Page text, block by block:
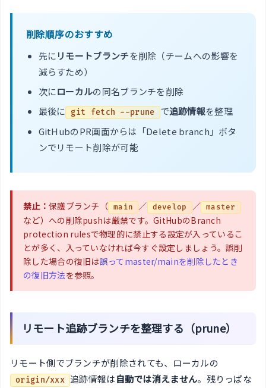
削除順序のおすすめ
先にリモートブランチを削除（チームへの影響を
減らすため）
次にローカルの同名ブランチを削除
最後に git fetch --prune で追跡情報を整理
GitHubのPR画面からは「Delete branch」ボタ
ンでリモート削除が可能
禁止： 保護ブランチ（ main ／ develop ／ master
など）への削除pushは厳禁です。GitHubのBranch
protection rulesで物理的に禁止する設定が入っているこ
とが多く、入っていなければ今すぐ設定しましょう。誤削
除した場合の復旧は誤ってmaster/mainを削除したとき
の復旧方法を参照。
リモート追跡ブランチを整理する（prune）
リモート側でブランチが削除されても、ローカルの
origin/xxx 追跡情報は自動では消えません。残りっぱな